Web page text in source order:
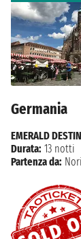
Germania
EMERALD
Durata: 13 notti
Partenza da: